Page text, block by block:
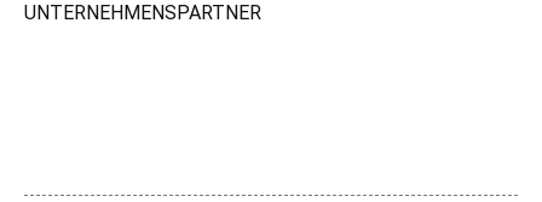
UNTERNEHMENSPARTNER